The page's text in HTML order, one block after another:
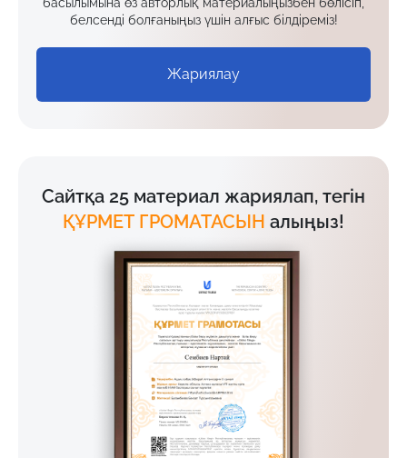
белсенді болғаныңыз үшін алғыс білдіреміз!
Жариялау
Сайтқа 25 материал жариялап, тегін
ҚҰРМЕТ ГРОМАТАСЫН алыңыз!